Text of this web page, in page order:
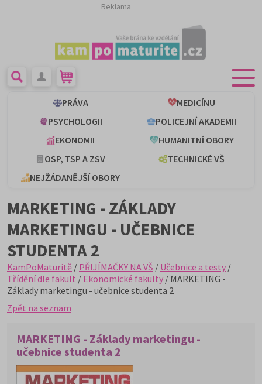
Reklama
PRÁVA
MEDICÍNU
PSYCHOLOGII
POLICEJNÍ AKADEMII
EKONOMII
HUMANITNÍ OBORY
OSP, TSP A ZSV
TECHNICKÉ VŠ
NEJŽÁDANĚJŠÍ OBORY
MARKETING - ZÁKLADY
MARKETINGU - UČEBNICE
STUDENTA 2
KamPoMaturitě / PŘIJÍMAČKY NA VŠ / Učebnice a testy /
Třídění dle fakult / Ekonomické fakulty / MARKETING -
Základy marketingu - učebnice studenta 2
Zpět na seznam
MARKETING - Základy marketingu -
učebnice studenta 2